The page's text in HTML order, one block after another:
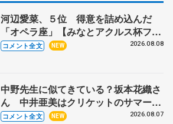
河辺愛菜、５位 得意を詰め込んだ
「オペラ座」【みなとアクルス杯フリ
ー】
コメント全文 NEW 2026.08.08
中野先生に似てきている？坂本花織さ
ん 中井亜美はクリケットのサマーキ
ャンプに 島田麻央はたくさん試合に
コメント全文 NEW 2026.08.07